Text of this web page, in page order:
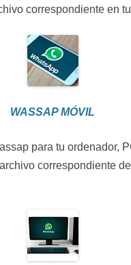
correspondiente en
WASSAP MÓVIL
para tu ordenador,
correspondiente